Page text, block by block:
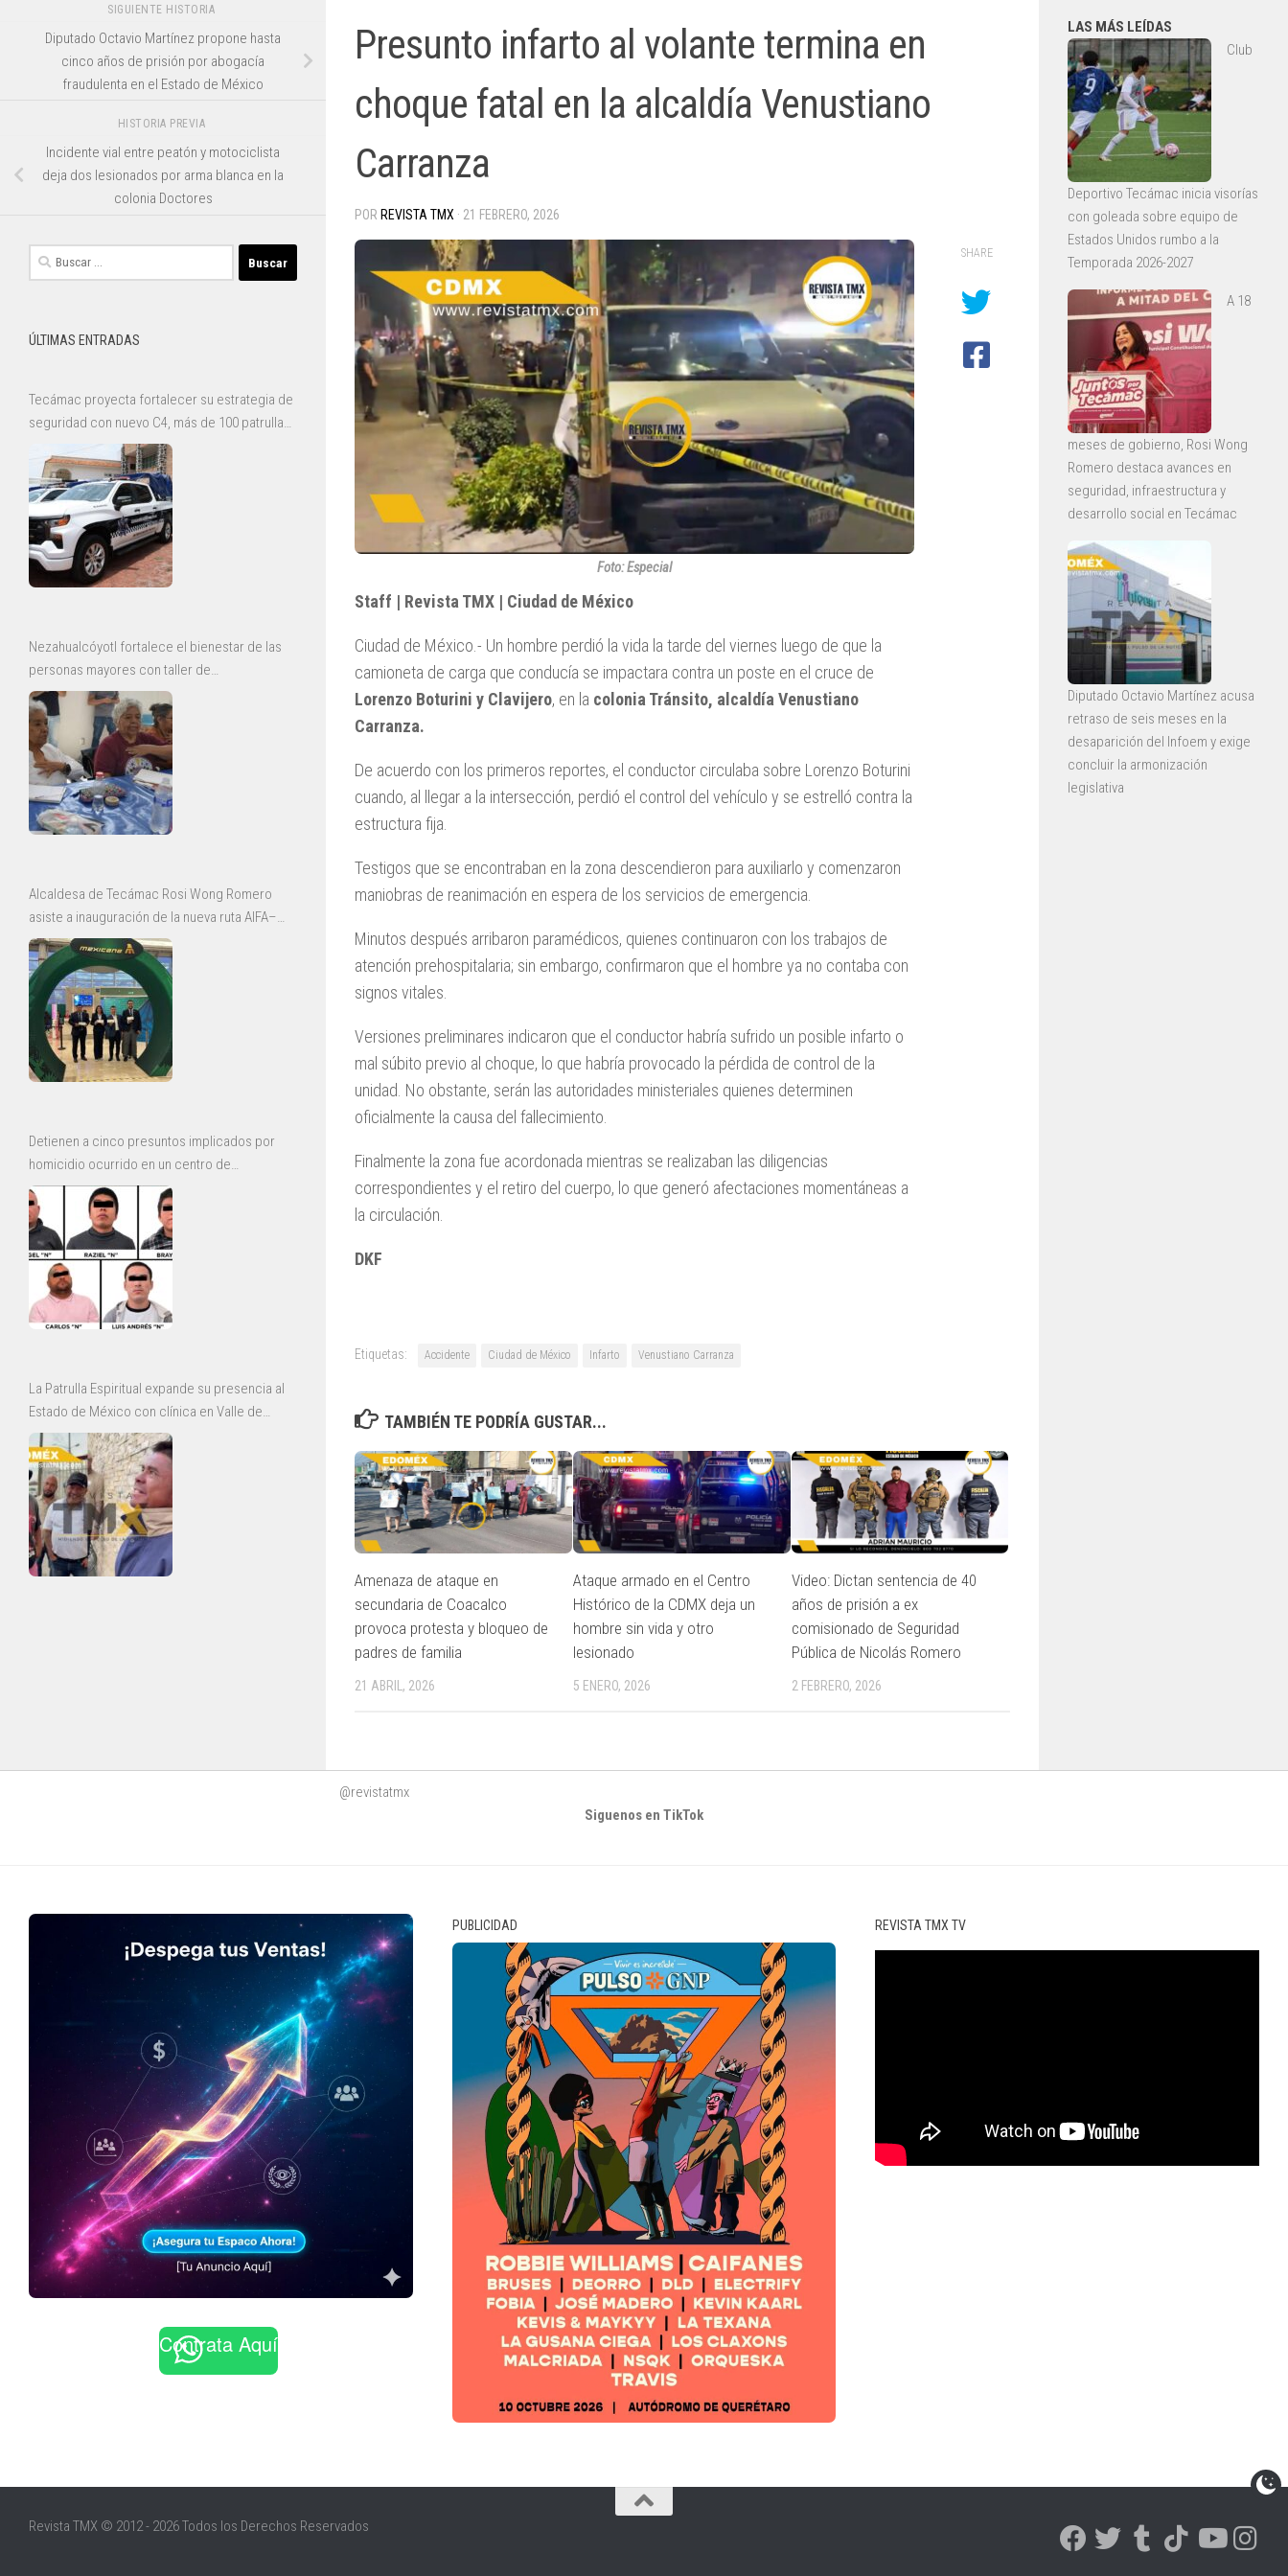
Presunto infarto al volante termina en
choque fatal en la alcaldía Venustiano
Carranza
POR REVISTA TMX · 21 FEBRERO, 2026
Foto: Especial
Staff | Revista TMX | Ciudad de México
Ciudad de México.- Un hombre perdió la vida la tarde del viernes luego de que la
camioneta de carga que conducía se impactara contra un poste en el cruce de
Lorenzo Boturini y Clavijero, en la colonia Tránsito, alcaldía Venustiano
Carranza.
De acuerdo con los primeros reportes, el conductor circulaba sobre Lorenzo Boturini
cuando, al llegar a la intersección, perdió el control del vehículo y se estrelló contra la
estructura fija.
Testigos que se encontraban en la zona descendieron para auxiliarlo y comenzaron
maniobras de reanimación en espera de los servicios de emergencia.
Minutos después arribaron paramédicos, quienes continuaron con los trabajos de
atención prehospitalaria; sin embargo, confirmaron que el hombre ya no contaba con
signos vitales.
Versiones preliminares indicaron que el conductor habría sufrido un posible infarto o
mal súbito previo al choque, lo que habría provocado la pérdida de control de la
unidad. No obstante, serán las autoridades ministeriales quienes determinen
oficialmente la causa del fallecimiento.
Finalmente la zona fue acordonada mientras se realizaban las diligencias
correspondientes y el retiro del cuerpo, lo que generó afectaciones momentáneas a
la circulación.
DKF
SHARE
Etiquetas: Accidente Ciudad de México Infarto Venustiano Carranza
TAMBIÉN TE PODRÍA GUSTAR...
Amenaza de ataque en
secundaria de Coacalco
provoca protesta y bloqueo de
padres de familia
21 ABRIL, 2026
Ataque armado en el Centro
Histórico de la CDMX deja un
hombre sin vida y otro
lesionado
5 ENERO, 2026
Video: Dictan sentencia de 40
años de prisión a ex
comisionado de Seguridad
Pública de Nicolás Romero
2 FEBRERO, 2026
SIGUIENTE HISTORIA
Diputado Octavio Martínez propone hasta
cinco años de prisión por abogacía
fraudulenta en el Estado de México
HISTORIA PREVIA
Incidente vial entre peatón y motociclista
deja dos lesionados por arma blanca en la
colonia Doctores
Buscar:
ÚLTIMAS ENTRADAS
Tecámac proyecta fortalecer su estrategia de
seguridad con nuevo C4, más de 100 patrullas
y mejoras para la Guardia Civil
Nezahualcóyotl fortalece el bienestar de las
personas mayores con taller de
envejecimiento saludable
Alcaldesa de Tecámac Rosi Wong Romero
asiste a inauguración de la nueva ruta AIFA–
Bajío de Mexicana
Detienen a cinco presuntos implicados por
homicidio ocurrido en un centro de
rehabilitación de Ecatepec
La Patrulla Espiritual expande su presencia al
Estado de México con clínica en Valle de
Chalco y jornadas de rescate en Ecatepec
LAS MÁS LEÍDAS
Club
Deportivo Tecámac inicia visorías
con goleada sobre equipo de
Estados Unidos rumbo a la
Temporada 2026-2027
A 18
meses de gobierno, Rosi Wong
Romero destaca avances en
seguridad, infraestructura y
desarrollo social en Tecámac
Diputado Octavio Martínez acusa
retraso de seis meses en la
desaparición del Infoem y exige
concluir la armonización
legislativa
@revistatmx
Siguenos en TikTok
Contrata Aquí
PUBLICIDAD REVISTA TMX TV
Revista TMX © 2012 - 2026 Todos los Derechos Reservados